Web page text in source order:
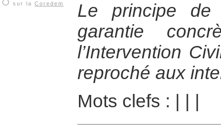
sur la Coredem
Le principe de
garantie
l’Intervention
reproché aux
Mots clefs :